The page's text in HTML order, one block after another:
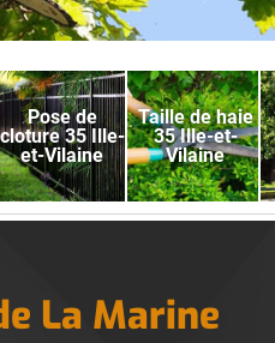
Pose de
cloture 35 Ille-
et-Vilaine
Taille de haie
35 Ille-et-
Vilaine
La Marine